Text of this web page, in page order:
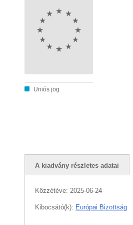
Uniós jog
A kiadvány részletes adatai
Közzétéve: 2025-06-24
Kibocsátó(k): Európai Bizottság